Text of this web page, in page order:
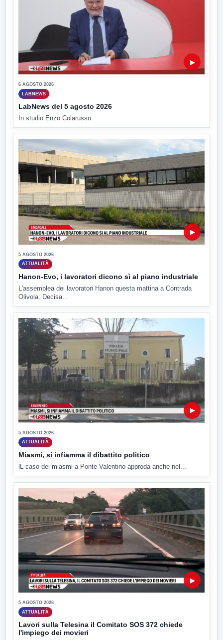
▶
6 AGOSTO 2026
LABNEWS
LabNews del 5 agosto 2026
In studio Enzo Colarusso
▶
5 AGOSTO 2026
ATTUALITÀ
Hanon-Evo, i lavoratori dicono sì al piano industriale
L'assemblea dei lavoratori Hanon questa mattina a Contrada
Olivola. Decisa...
▶
5 AGOSTO 2026
ATTUALITÀ
Miasmi, si infiamma il dibattito politico
lL caso dei miasmi a Ponte Valentino approda anche nel...
▶
5 AGOSTO 2026
ATTUALITÀ
Lavori sulla Telesina il Comitato SOS 372 chiede
l'impiego dei movieri